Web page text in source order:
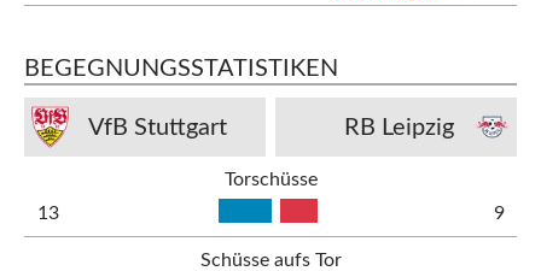
BEGEGNUNGSSTATISTIKEN
VfB Stuttgart RB Leipzig
Torschüsse
13
9
Schüsse aufs Tor